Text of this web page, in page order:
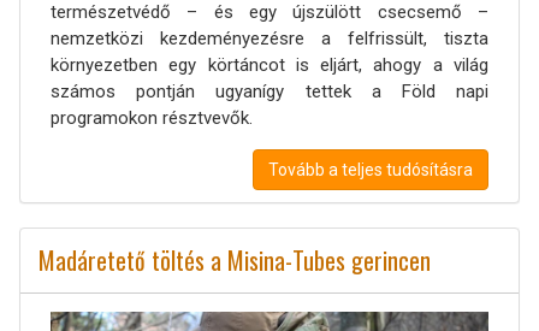
természetvédő – és egy újszülött csecsemő –
nemzetközi kezdeményezésre a felfrissült, tiszta
környezetben egy körtáncot is eljárt, ahogy a világ
számos pontján ugyanígy tettek a Föld napi
programokon résztvevők.
Tovább a teljes tudósításra
Madáretető töltés a Misina-Tubes gerincen